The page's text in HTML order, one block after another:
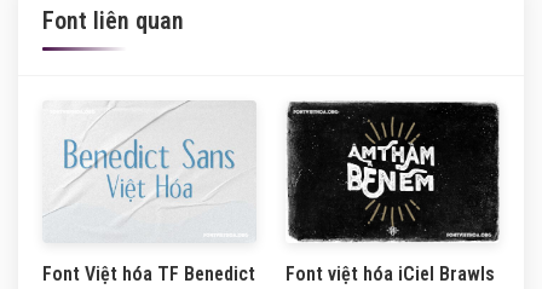
Font liên quan
Font Việt hóa TF Benedict
Font việt hóa iCiel Brawls